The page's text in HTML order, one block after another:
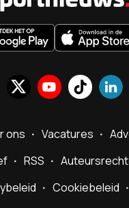
ons Vacatures
RSS
Cookiebeleid